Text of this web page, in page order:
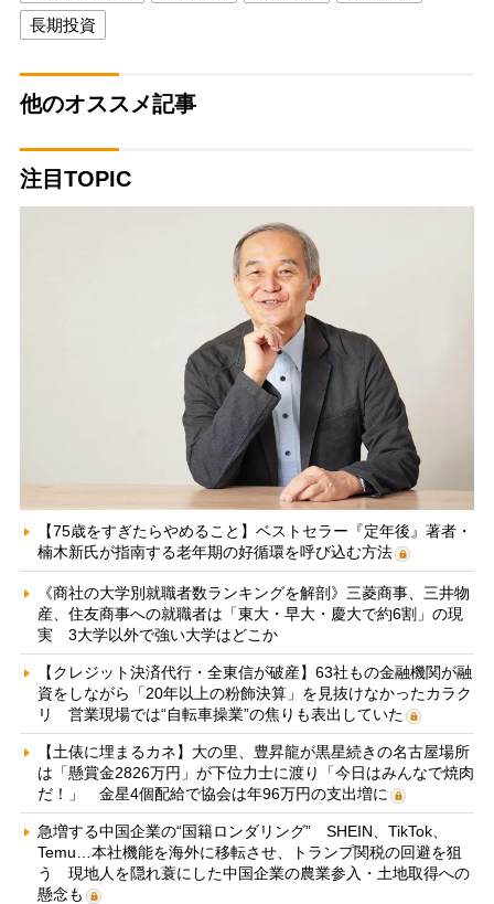
長期投資
他のオススメ記事
注目TOPIC
【75歳をすぎたらやめること】ベストセラー『定年後』著者・
楠木新氏が指南する老年期の好循環を呼び込む方法
《商社の大学別就職者数ランキングを解剖》三菱商事、三井物
産、住友商事への就職者は「東大・早大・慶大で約6割」の現
実 3大学以外で強い大学はどこか
【クレジット決済代行・全東信が破産】63社もの金融機関が融
資をしながら「20年以上の粉飾決算」を見抜けなかったカラク
リ 営業現場では“自転車操業”の焦りも表出していた
【土俵に埋まるカネ】大の里、豊昇龍が黒星続きの名古屋場所
は「懸賞金2826万円」が下位力士に渡り「今日はみんなで焼肉
だ！」 金星4個配給で協会は年96万円の支出増に
急増する中国企業の“国籍ロンダリング” SHEIN、TikTok、
Temu…本社機能を海外に移転させ、トランプ関税の回避を狙
う 現地人を隠れ蓑にした中国企業の農業参入・土地取得への
懸念も